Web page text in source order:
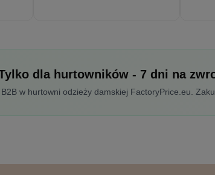
dla hurtowników - 7 dni na
w hurtowni odzieży damskiej FactoryPrice.eu.